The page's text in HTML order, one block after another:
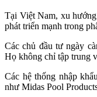
Tại Việt Nam, xu
phát triển mạnh trong
Các chủ đầu tư ngày
Họ không chỉ tập trung
Các hệ thống nhập
như Midas Pool